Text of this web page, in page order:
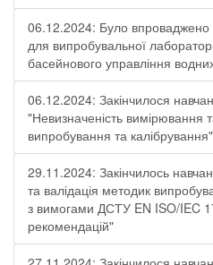
06.12.2024: Було впроваджено
для випробувальної
басейнового управління
06.12.2024: Закінчилося
"Невизначеність вимірювання
випробування та калібрування"
29.11.2024: Закінчилось
та валідація методик
з вимогами ДСТУ EN ISO/IEC
рекомендацій"